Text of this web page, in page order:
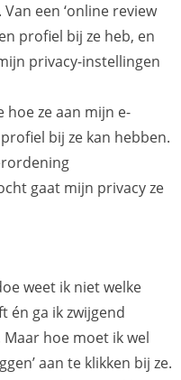
een ‘online review
profiel bij ze heb, en
privacy-instellingen
hoe ze aan mijn e-
bij ze kan hebben.
gaat mijn privacy ze
weet ik niet welke
én ga ik zwijgend
hoe moet ik wel
aan te klikken bij ze.